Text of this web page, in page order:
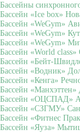
Бассейны
Бассейн «Ice box»
Бассейн «WeGym»
Бассейн «WeGym»
Бассейн «WeGym»
Бассейн «World class»
Бассейн «Бейт-
Бассейн «Водник»
Бассейн «Кенга»
Бассейн
Бассейн «ОЦСПАД»
Бассейн «СЗГМУ»
Бассейн «Фитнес
Бассейн «Яуза»